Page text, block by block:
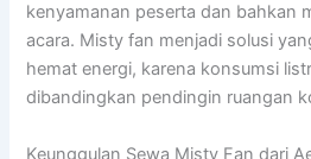
kenyamanan peserta dan bahkan
acara. Misty fan menjadi solusi
hemat energi, karena konsumsi
dibandingkan pendingin ruangan
Keunggulan Sewa Misty Fan dari